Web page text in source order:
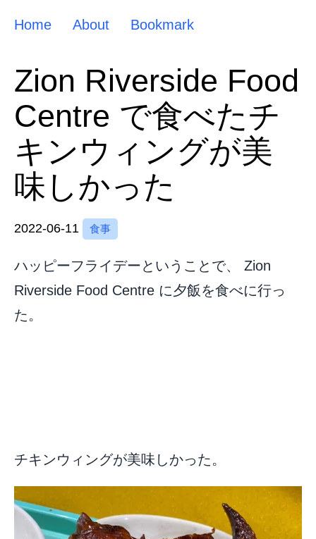
Home About Bookmark
Zion Riverside Food
Centre で食べたチ
キンウィングが美
味しかった
2022-06-11 食事
ハッピーフライデーということで、 Zion
Riverside Food Centre に夕飯を食べに行っ
た。
チキンウィングが美味しかった。